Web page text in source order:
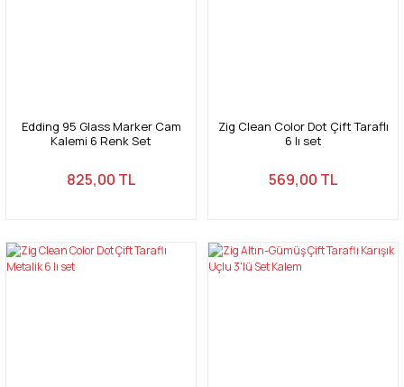
Edding 95 Glass Marker Cam
Kalemi 6 Renk Set
825,00 TL
Zig Clean Color Dot Çift Taraflı
6 lı set
569,00 TL